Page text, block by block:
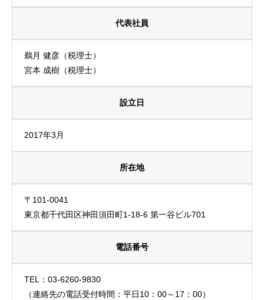
代表社員
鵜月 健彦（税理士）
宮本 成樹（税理士）
設立日
2017年3月
所在地
〒101-0041
東京都千代田区神田須田町1-18-6 第一谷ビル701
電話番号
TEL：03-6260-9830
（連絡先の電話受付時間：平日10：00～17：00）